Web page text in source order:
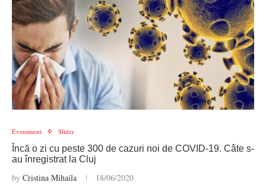
Eveniment Slider
Încă o zi cu peste 300 de cazuri noi de COVID-19. Câte s-
au înregistrat la Cluj
by Cristina Mihaila 18/06/2020